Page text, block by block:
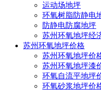
运动场地坪
环氧树脂防静电
防静电防腐地坪
苏州环氧地坪经
苏州环氧地坪价格
苏州环氧地坪价
苏州环氧地坪漆
环氧自流平地坪
环氧砂浆地坪价